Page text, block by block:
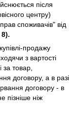
після
центру)
споживачів" від
продажу
з вартості
за товар,
договору, а в разі
договору - в
пізніше ніж